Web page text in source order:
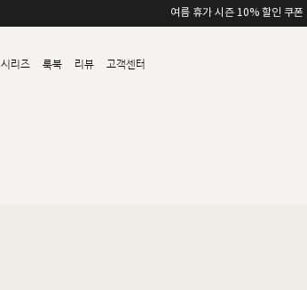
여름 휴가 시즌 10% 할인 쿠폰
시리즈 룩북 리뷰 고객센터